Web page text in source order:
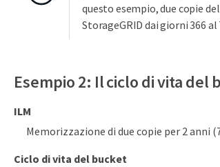
questo esempio, due copie
StorageGRID dai giorni 366 al
Esempio 2: Il ciclo di vita del
ILM
Memorizzazione di due copie per 2 anni
Ciclo di vita del bucket